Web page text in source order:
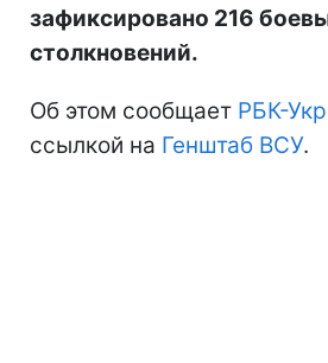
зафиксировано 216
столкновений.
Об этом сообщает РБК-
ссылкой на Генштаб ВСУ.